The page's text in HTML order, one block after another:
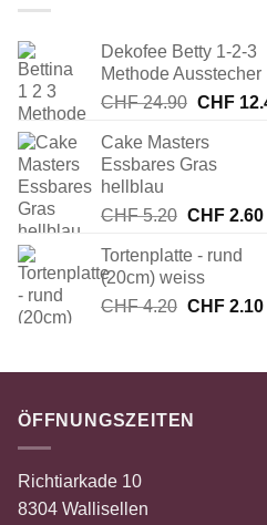
Dekofee Betty 1-2-3
Methode Ausstecher
CHF24.90
war:
CHF
CHF
Cake Masters
Essbares Gras
hellblau
CHF5.20
war:
CHF 5.20
CHF2.60
Tortenplatte - rund
(20cm) weiss
CHF4.20
CHF 4.20
CHF2.10
ÖFFNUNGSZEITEN
Richtiarkade 10
8304 Wallisellen